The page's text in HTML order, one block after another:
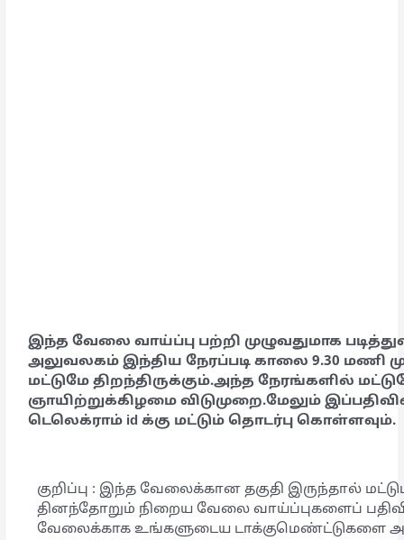
இந்த வேலை வாய்ப்பு பற்றி முழுவதுமாக
அலுவலகம் இந்திய நேரப்படி காலை 9.30 மணி
மட்டுமே திறந்திருக்கும்.அந்த நேரங்களில்
ஞாயிற்றுக்கிழமை விடுமுறை.மேலும்
டெலெக்ராம் id க்கு மட்டும் தொடர்பு கொள்ளவும்.
குறிப்பு : இந்த வேலைக்கான தகுதி இருந்தால்
தினந்தோறும் நிறைய வேலை வாய்ப்புகளைப்
வேலைக்காக உங்களுடைய டாக்குமெண்ட்டுகளை